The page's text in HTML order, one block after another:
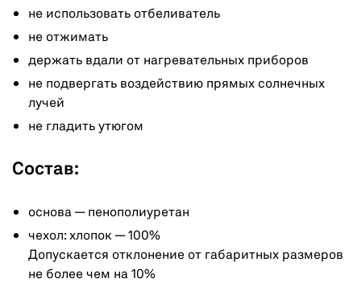
не использовать отбеливатель
не отжимать
держать вдали от нагревательных приборов
не подвергать воздействию прямых солнечных
лучей
не гладить утюгом
Состав:
основа — пенополиуретан
чехол: хлопок — 100%
Допускается отклонение от габаритных размеров
не более чем на 10%